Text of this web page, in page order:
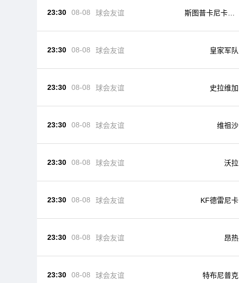
23:30 08-08 球会友谊
斯图普卡尼卡奥
23:30 08-08 球会友谊 皇家军队
23:30 08-08 球会友谊 史拉维加
23:30 08-08 球会友谊 维祖沙
23:30 08-08 球会友谊 沃拉
23:30 08-08 球会友谊 KF德雷尼卡
23:30 08-08 球会友谊 昂热
23:30 08-08 球会友谊 特布尼普克